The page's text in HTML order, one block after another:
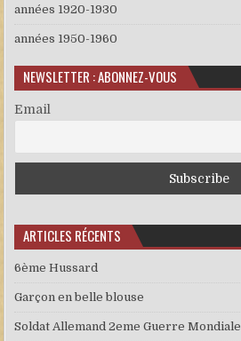
années 1920-1930
années 1950-1960
NEWSLETTER : ABONNEZ-VOUS
Email
ARTICLES RÉCENTS
6ème Hussard
Garçon en belle blouse
Soldat Allemand 2eme Guerre Mondiale